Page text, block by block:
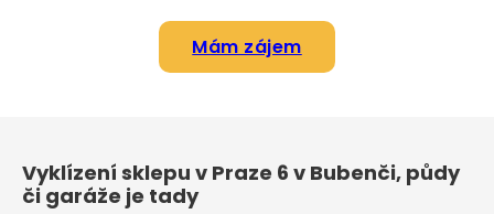
Mám zájem
Vyklízení sklepu v Praze 6 v Bubenči, půdy
či garáže je tady